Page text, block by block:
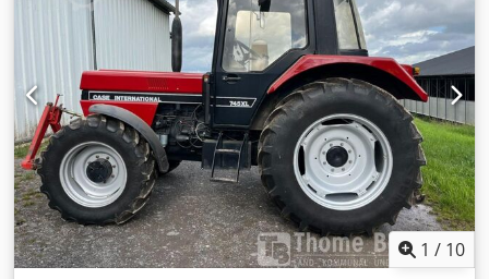
1 / 10